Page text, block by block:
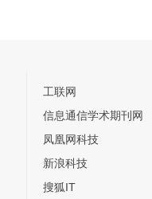
工联网
信息通信学术期刊网
凤凰网科技
新浪科技
搜狐IT